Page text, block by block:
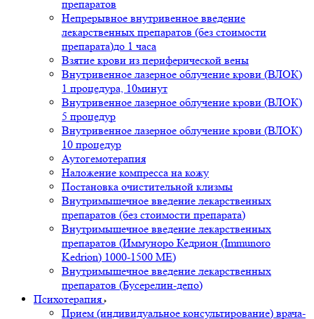
препаратов
Непрерывное внутривенное введение
лекарственных препаратов (без стоимости
препарата)до 1 часа
Взятие крови из периферической вены
Внутривенное лазерное облучение крови (ВЛОК)
1 процедура, 10минут
Внутривенное лазерное облучение крови (ВЛОК)
5 процедур
Внутривенное лазерное облучение крови (ВЛОК)
10 процедур
Аутогемотерапия
Наложение компресса на кожу
Постановка очистительной клизмы
Внутримышечное введение лекарственных
препаратов (без стоимости препарата)
Внутримышечное введение лекарственных
препаратов (Иммуноро Кедрион (Immunoro
Kedrion) 1000-1500 МЕ)
Внутримышечное введение лекарственных
препаратов (Бусерелин-депо)
Психотерапия
Прием (индивидуальное консультирование) врача-